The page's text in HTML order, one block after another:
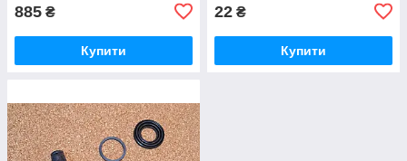
885 ₴
Купити
22 ₴
Купити